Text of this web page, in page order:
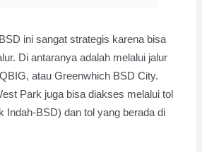
ini sangat strategis karena bisa
Di antaranya adalah melalui jalur
atau Greenwhich BSD City.
Park juga bisa diakses melalui tol
Indah-BSD) dan tol yang berada di